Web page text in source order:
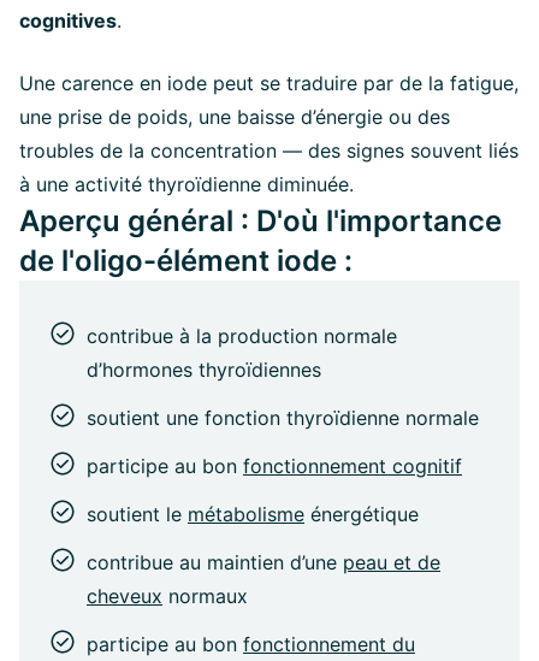
cognitives.
Une carence en iode peut se traduire par de la fatigue,
une prise de poids, une baisse d’énergie ou des
troubles de la concentration — des signes souvent liés
à une activité thyroïdienne diminuée.
Aperçu général : D'où l'importance
de l'oligo-élément iode :
contribue à la production normale
d’hormones thyroïdiennes
soutient une fonction thyroïdienne normale
participe au bon fonctionnement cognitif
soutient le métabolisme énergétique
contribue au maintien d’une peau et de
cheveux normaux
participe au bon fonctionnement du